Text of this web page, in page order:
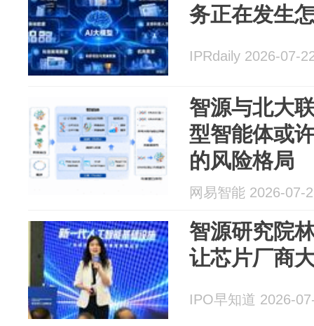
务正在发生
IPRdaily 2026-07-
智源与北大
型智能体或
的风险格局
网易智能 2026-07-
智源研究院
让芯片厂商
IPO早知道 2026-